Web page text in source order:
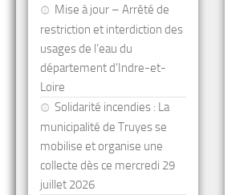
Mise à jour – Arrêté de
restriction et interdiction des
usages de l’eau du
département d’Indre-et-
Loire
Solidarité incendies : La
municipalité de Truyes se
mobilise et organise une
collecte dès ce mercredi 29
juillet 2026